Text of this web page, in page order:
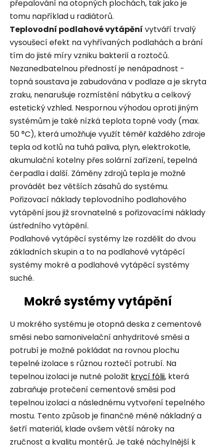
přepalování na otopných plochách, tak jako je
tomu například u radiátorů.
Teplovodní podlahové vytápění vytváří trvalý
vysoušecí efekt na vyhřívaných podlahách a brání
tím do jisté míry vzniku bakterií a roztočů.
Nezanedbatelnou předností je nenápadnost -
topná soustava je zabudována v podlaze a je skryta
zraku, nenarušuje rozmístění nábytku a celkový
estetický vzhled. Nespornou výhodou oproti jiným
systémům je také nízká teplota topné vody (max.
50 °C), která umožňuje využít téměř každého zdroje
tepla od kotlů na tuhá paliva, plyn, elektrokotle,
akumulační kotelny přes solární zařízení, tepelná
čerpadla i další. Záměny zdrojů tepla je možné
provádět bez větších zásahů do systému.
Pořizovací náklady teplovodního podlahového
vytápění jsou již srovnatelné s pořizovacími náklady
ústředního vytápění.
Podlahové vytápěcí systémy lze rozdělit do dvou
základních skupin a to na podlahové vytápěcí
systémy mokré a podlahové vytápěcí systémy
suché.
Mokré systémy vytápění
U mokrého systému je otopná deska z cementové
směsi nebo samonivelační anhydritové směsi a
potrubí je možné pokládat na rovnou plochu
tepelné izolace s různou roztečí potrubí. Na
tepelnou izolaci je nutné položit krycí fólii, která
zabraňuje protečení cementové směsi pod
tepelnou izolaci a následnému vytvoření tepelného
mostu. Tento způsob je finančně méně nákladný a
šetří materiál, klade ovšem větší nároky na
zručnost a kvalitu montérů. Je také náchylnější k